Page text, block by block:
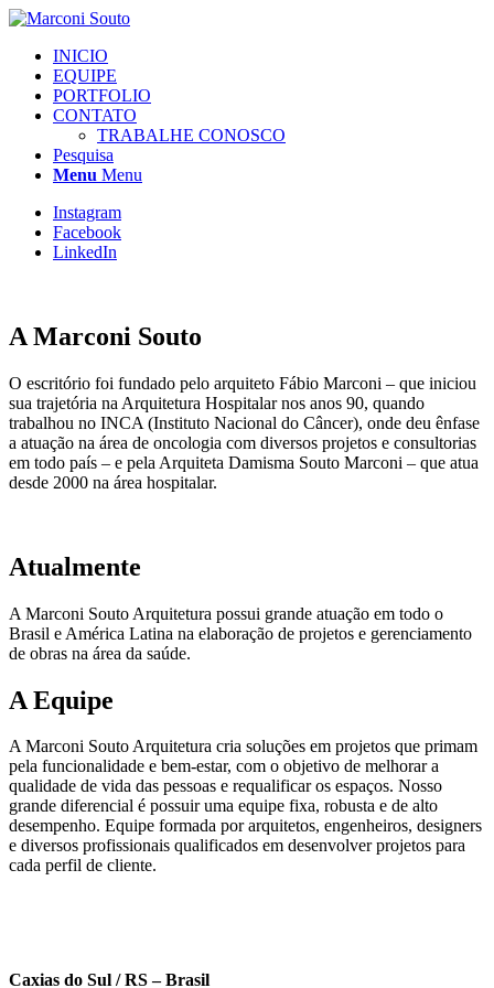
INICIO
EQUIPE
PORTFOLIO
CONTATO
TRABALHE CONOSCO
Pesquisa
Menu Menu
Instagram
Facebook
LinkedIn
A Marconi Souto
O escritório foi fundado pelo arquiteto Fábio Marconi – que iniciou
sua trajetória na Arquitetura Hospitalar nos anos 90, quando
trabalhou no INCA (Instituto Nacional do Câncer), onde deu ênfase
a atuação na área de oncologia com diversos projetos e consultorias
em todo país – e pela Arquiteta Damisma Souto Marconi – que atua
desde 2000 na área hospitalar.
Atualmente
A Marconi Souto Arquitetura possui grande atuação em todo o
Brasil e América Latina na elaboração de projetos e gerenciamento
de obras na área da saúde.
A Equipe
A Marconi Souto Arquitetura cria soluções em projetos que primam
pela funcionalidade e bem-estar, com o objetivo de melhorar a
qualidade de vida das pessoas e requalificar os espaços. Nosso
grande diferencial é possuir uma equipe fixa, robusta e de alto
desempenho. Equipe formada por arquitetos, engenheiros, designers
e diversos profissionais qualificados em desenvolver projetos para
cada perfil de cliente.
Caxias do Sul / RS – Brasil